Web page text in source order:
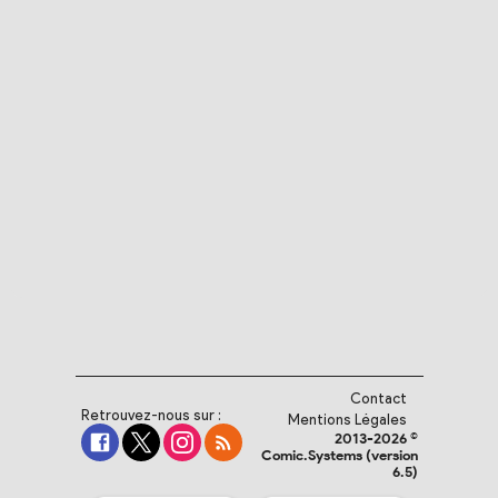
Retrouvez-nous sur :
Contact
Mentions Légales
2013-2026 ©
Comic.Systems (version
6.5)